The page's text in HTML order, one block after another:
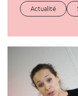
Actualité